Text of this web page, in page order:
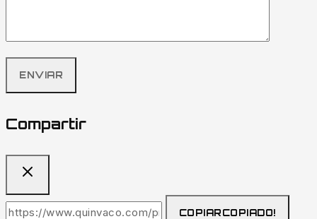
Compartir
COPIARCOPIADO!